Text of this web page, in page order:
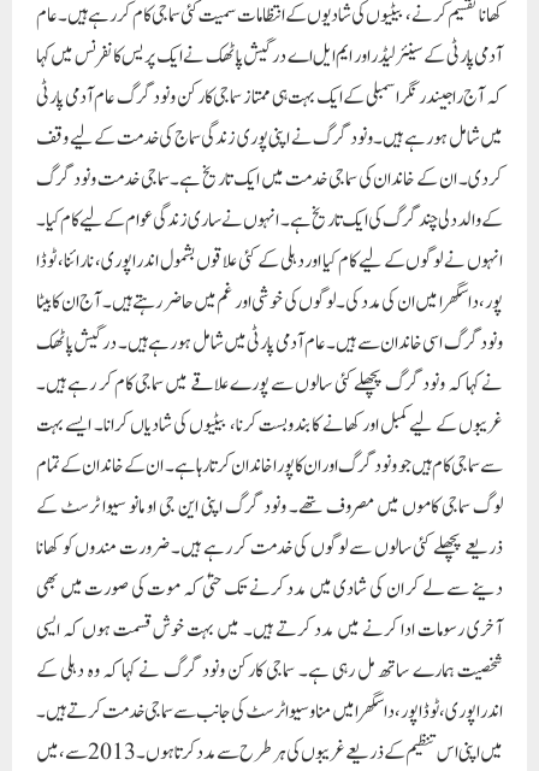
کھانا تقسیم کرنے، بیٹیوں کی شادیوں کے انتظامات سمیت کئی سماجی کام کر رہے ہیں۔عام
آدمی پارٹی کے سینئر لیڈر اور ایم ایل اے درگیش پاٹھک نے ایک پریس کانفرنس میں کہا
کہ آج راجیندر نگر اسمبلی کے ایک بہت ہی ممتاز سماجی کارکن ونود گرگ عام آدمی پارٹی
میں شامل ہو رہے ہیں۔ ونود گرگ نے اپنی پوری زندگی سماج کی خدمت کے لیے وقف
کردی۔ ان کے خاندان کی سماجی خدمت میں ایک تاریخ ہے۔ سماجی خدمت ونود گرگ
کے والد دلی چند گرگ کی ایک تاریخ ہے۔ انہوں نے ساری زندگی عوام کے لیے کام کیا۔
انہوں نے لوگوں کے لیے کام کیا اور دہلی کے کئی علاقوں بشمول اندرا پوری، نارائنا، ٹوڈا
پور، داسگھرا میں ان کی مدد کی۔ لوگوں کی خوشی اور غم میں حاضر رہتے ہیں۔ آج ان کا بیٹا
ونود گرگ اسی خاندان سے ہیں ۔عام آدمی پارٹی میں شامل ہو رہے ہیں۔ درگیش پاٹھک
نے کہا کہ ونود گرگ پچھلے کئی سالوں سے پورے علاقے میں سماجی کام کر رہے ہیں۔
غریبوں کے لیے کمبل اور کھانے کا بندوبست کرنا، بیٹیوں کی شادیاں کرانا۔ ایسے بہت
سے سماجی کام ہیں جو ونود گرگ اور ان کا پورا خاندان کرتا رہا ہے۔ ان کے خاندان کے تمام
لوگ سماجی کاموں میں مصروف تھے۔ ونود گرگ اپنی این جی او مانو سیوا ٹرسٹ کے
ذریعے پچھلے کئی سالوں سے لوگوں کی خدمت کر رہے ہیں۔ ضرورت مندوں کو کھانا
دینے سے لے کر ان کی شادی میں مدد کرنے تک حتیٰ کہ موت کی صورت میں بھی
آخری رسومات ادا کرنے میں مدد کرتے ہیں۔ میں بہت خوش قسمت ہوں کہ ایسی
شخصیت ہمارے ساتھ مل رہی ہے۔ سماجی کارکن ونود گرگ نے کہا کہ وہ دہلی کے
اندراپوری، ٹوڈا پور، داسگھرا میں مناو سیوا ٹرسٹ کی جانب سے سماجی خدمت کرتے ہیں۔
میں اپنی اس تنظیم کے ذریعے غریبوں کی ہر طرح سے مدد کرتا ہوں۔ 2013 سے، میں